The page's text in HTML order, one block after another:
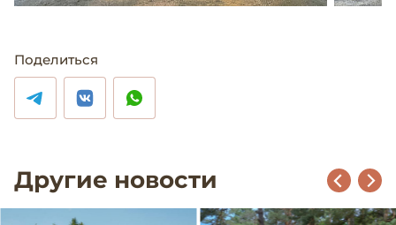
Поделиться
Другие новости